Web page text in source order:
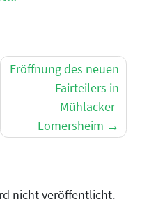
Eröffnung des neuen
Fairteilers in
Mühlacker-
Lomersheim
nicht veröffentlicht.